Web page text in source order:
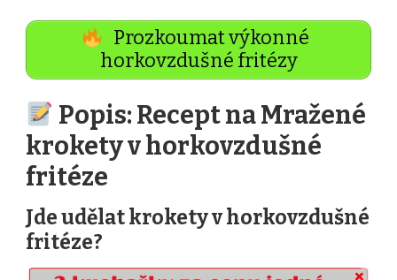
Prozkoumat výkonné
horkovzdušné fritézy
Popis: Recept na Mražené
krokety v horkovzdušné
fritéze
Jde udělat krokety v horkovzdušné
fritéze?